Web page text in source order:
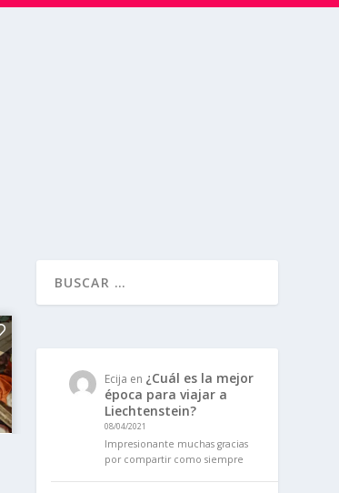
Ecija en ¿Cuál es la mejor
época para viajar a
Liechtenstein?
08/04/2021
Impresionante muchas gracias
por compartir como siempre